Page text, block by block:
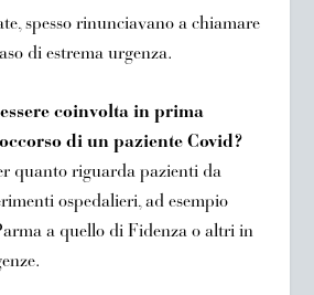
spesso rinunciavano a chiamare
di estrema urgenza.
coinvolta in prima
di un paziente Covid?
quanto riguarda pazienti da
ospedalieri, ad esempio
a quello di Fidenza o altri in